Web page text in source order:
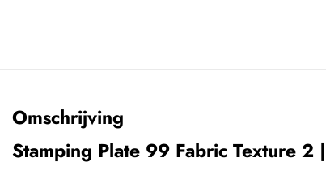
Omschrijving
Stamping Plate 99 Fabric Texture 2